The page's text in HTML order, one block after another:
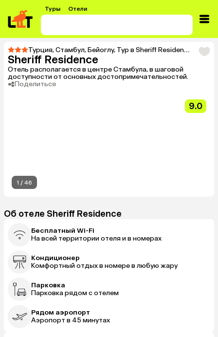
Туры Отели
Турция,Стамбул,Бейоглу, Тур в Sheriff Residence
Sheriff Residence
Отель располагается в центре Стамбула, в шаговой
доступности от основных достопримечательностей.
Поделиться
9.0
1 / 46
Об отеле Sheriff Residence
Бесплатный Wi-Fi
На всей территории отеля и в номерах
Кондиционер
Комфортный отдых в номере в любую жару
Парковка
Парковка рядом с отелем
Рядом аэропорт
Аэропорт в 45 минутах